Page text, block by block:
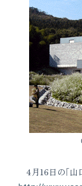
4月16日の｢山